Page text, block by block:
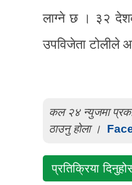
लाग्ने छ । ३२
उपविजेता टोलीले
कल २४ न्युजमा
ठाउनु होला ।
प्रतिक्रिया